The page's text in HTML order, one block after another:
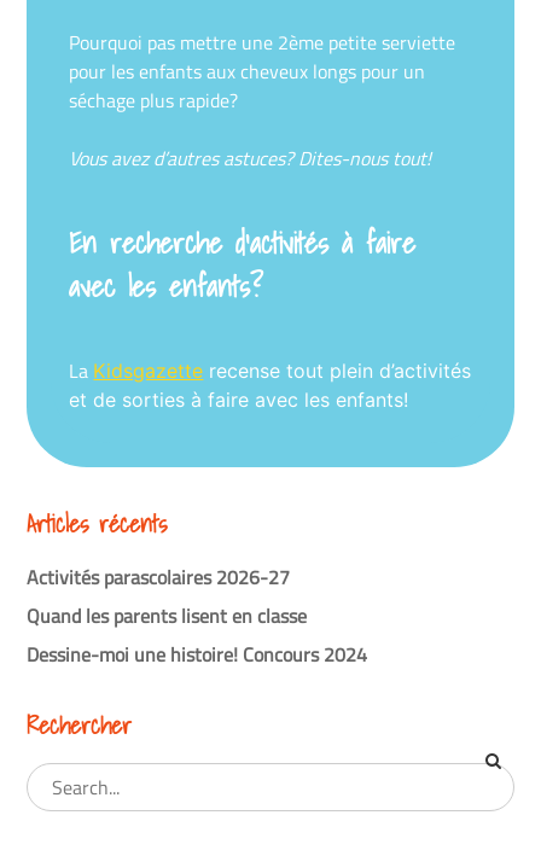
Pourquoi pas mettre une 2ème petite serviette
pour les enfants aux cheveux longs pour un
séchage plus rapide?
Vous avez d’autres astuces? Dites-nous tout!
En recherche d’activités à faire
avec les enfants?
La Kidsgazette recense tout plein d’activités
et de sorties à faire avec les enfants!
Articles récents
Activités parascolaires 2026-27
Quand les parents lisent en classe
Dessine-moi une histoire! Concours 2024
Rechercher